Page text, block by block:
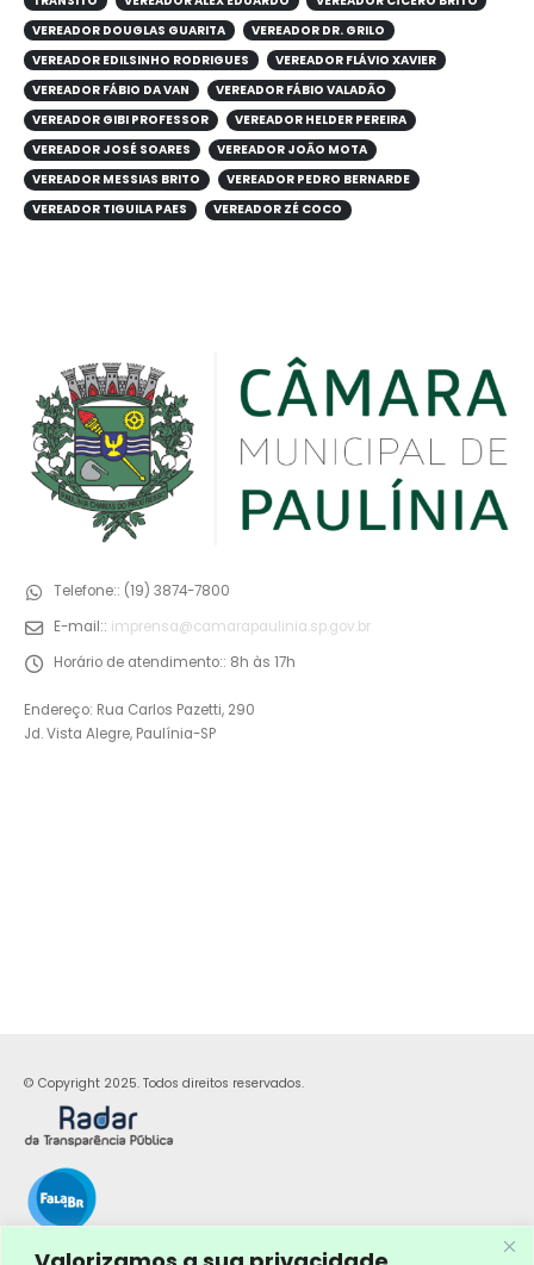
VEREADOR DOUGLAS GUARITA
VEREADOR DR. GRILO
VEREADOR EDILSINHO RODRIGUES
VEREADOR FLÁVIO XAVIER
VEREADOR FÁBIO DA VAN
VEREADOR FÁBIO VALADÃO
VEREADOR GIBI PROFESSOR
VEREADOR HELDER PEREIRA
VEREADOR JOSÉ SOARES
VEREADOR JOÃO MOTA
VEREADOR MESSIAS BRITO
VEREADOR PEDRO BERNARDE
VEREADOR TIGUILA PAES
VEREADOR ZÉ COCO
Telefone:: (19) 3874-7800
E-mail:: imprensa@camarapaulinia.sp.gov.br
Horário de atendimento:: 8h às 17h
Endereço: Rua Carlos Pazetti, 290
Jd. Vista Alegre, Paulínia-SP
© Copyright 2025. Todos direitos reservados.